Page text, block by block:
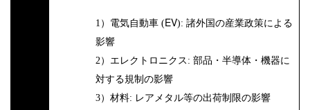
1）電気自動車 (EV):諸外国の産業政策による
影響
2）エレクトロニクス :部品・半導体・機器に
対する規制の影響
3）材料: レアメタル等の出荷制限の影響